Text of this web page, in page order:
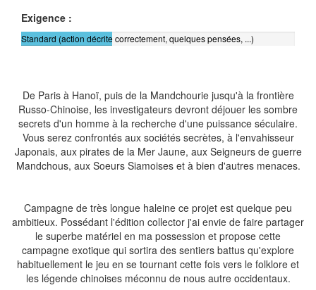
Exigence :
Standard (action décrite correctement, quelques pensées, ...)
De Paris à Hanoï, puis de la Mandchourie jusqu'à la frontière
Russo-Chinoise, les investigateurs devront déjouer les sombre
secrets d'un homme à la recherche d'une puissance séculaire.
Vous serez confrontés aux sociétés secrètes, à l'envahisseur
Japonais, aux pirates de la Mer Jaune, aux Seigneurs de guerre
Mandchous, aux Soeurs Siamoises et à bien d'autres menaces.
Campagne de très longue haleine ce projet est quelque peu
ambitieux. Possédant l'édition collector j'ai envie de faire partager
le superbe matériel en ma possession et propose cette
campagne exotique qui sortira des sentiers battus qu'explore
habituellement le jeu en se tournant cette fois vers le folklore et
les légende chinoises méconnu de nous autre occidentaux.